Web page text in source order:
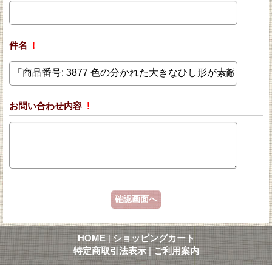
件名 !
お問い合わせ内容 !
HOME | ショッピングカート
特定商取引法表示 | ご利用案内